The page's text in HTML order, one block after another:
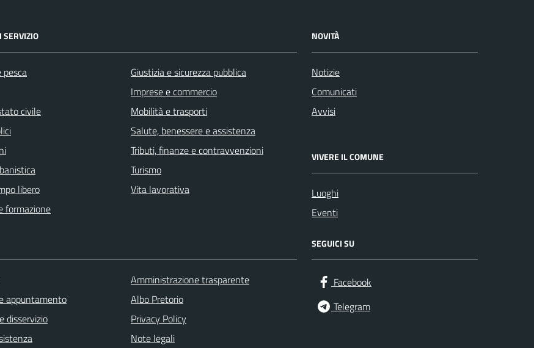
SERVIZIO
civile
libero
formazione
Giustizia e sicurezza pubblica
Imprese e commercio
Mobilità e trasporti
Salute, benessere e assistenza
Tributi, finanze e contravvenzioni
Turismo
Vita lavorativa
NOVITÀ
Notizie
Comunicati
Avvisi
VIVERE IL COMUNE
Luoghi
Eventi
appuntamento
disservizio
Amministrazione trasparente
Albo Pretorio
Privacy Policy
Note legali
SEGUICI SU
Facebook
Telegram